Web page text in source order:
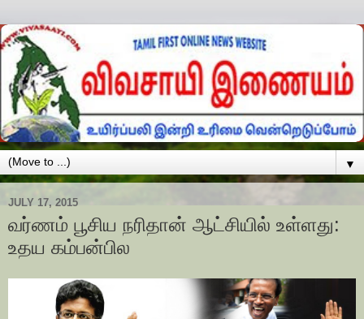
▼
JULY 17, 2015
வர்ணம் பூசிய நரிதான் ஆட்சியில் உள்ளது:
உதய கம்­பன்­பில​